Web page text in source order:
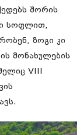
შორის
სოფლით,
ზოგი კი
მონახულების
VIII